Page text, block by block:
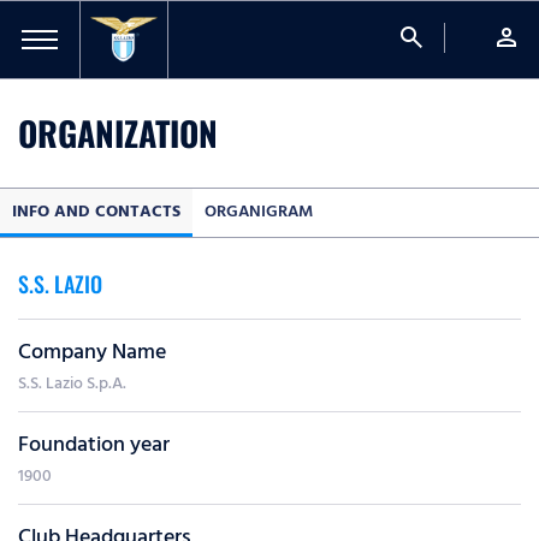
search person
ORGANIZATION
INFO AND CONTACTS ORGANIGRAM
S.S. LAZIO
Company Name
S.S. Lazio S.p.A.
Foundation year
1900